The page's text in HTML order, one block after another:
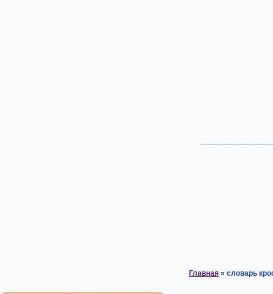
Главная » словарь